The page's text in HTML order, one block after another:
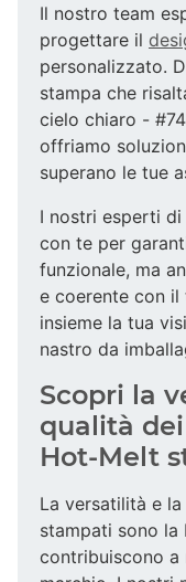
Il nostro team
progettare il
personalizzato.
stampa che
cielo chiaro -
offriamo
superano le tue
I nostri esperti
con te per
funzionale, ma
e coerente con il
insieme la tua
nastro da
Scopri la
qualità
Hot-Melt
La versatilità e
stampati sono la
contribuiscono